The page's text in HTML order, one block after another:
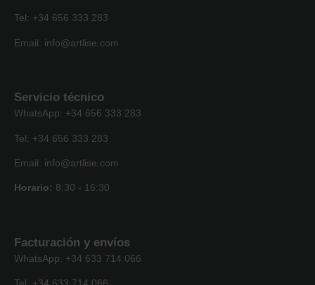
Tel: +34 656 333 283
Email: info@artlise.com
Servicio técnico
WhatsApp: +34 656 333 283
Tel: +34 656 333 283
Email: info@artlise.com
Horario: 8:30 - 16:30
Facturación y envíos
WhatsApp: +34 633 714 066